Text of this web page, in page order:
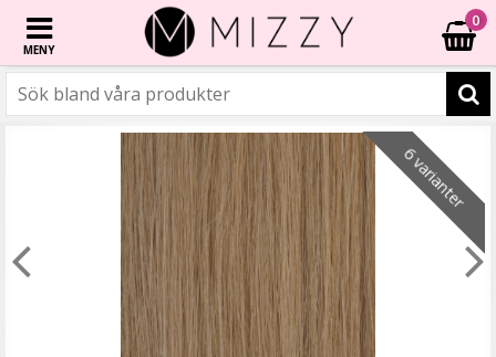
MENY
0
6 varianter
6 varianter
3 varianter
6 varianter
6 varianter